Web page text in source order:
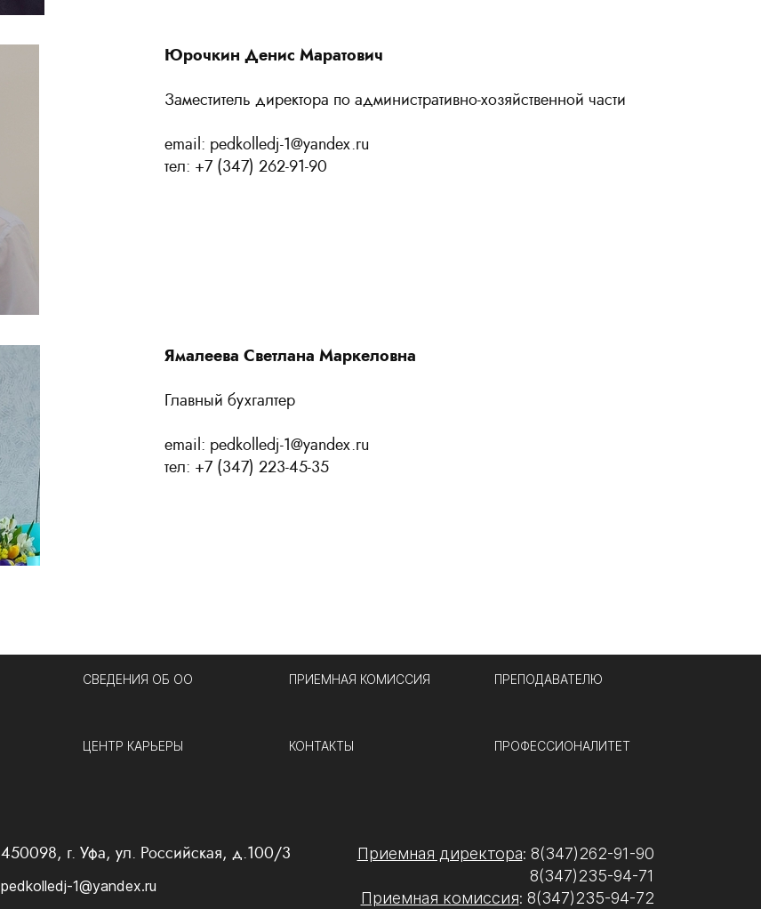
Юрочкин Денис Маратович
Заместитель директора по административно-хозяйственной части
email: pedkolledj-1@yandex.ru
тел: +7 (347) 262-91-90
Ямалеева Светлана Маркеловна
Главный бухгалтер
email: pedkolledj-1@yandex.ru
тел: +7 (347) 223-45-35
СВЕДЕНИЯ ОБ ОО ПРИЕМНАЯ КОМИССИЯ ПРЕПОДАВАТЕЛЮ
ЦЕНТР КАРЬЕРЫ КОНТАКТЫ ПРОФЕССИОНАЛИТЕТ
450098, г. Уфа, ул. Российская, д.100/3
pedkolledj-1@yandex.ru
Приемная директора: 8(347)262-91-90
8(347)235-94-71
Приемная комиссия: 8(347)235-94-72